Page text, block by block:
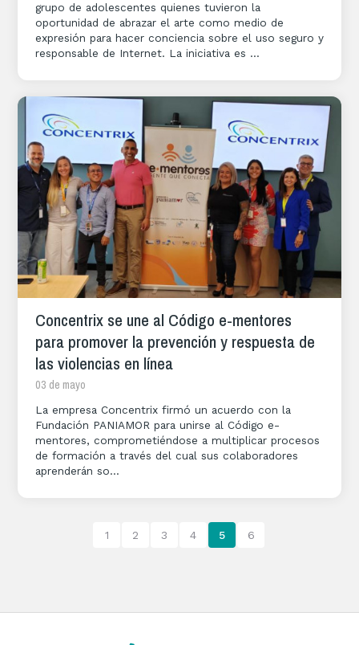
grupo de adolescentes quienes tuvieron la
oportunidad de abrazar el arte como medio de
expresión para hacer conciencia sobre el uso seguro y
responsable de Internet. La iniciativa es ...
Concentrix se une al Código e-mentores
para promover la prevención y respuesta de
las violencias en línea
03 de mayo
La empresa Concentrix firmó un acuerdo con la
Fundación PANIAMOR para unirse al Código e-
mentores, comprometiéndose a multiplicar procesos
de formación a través del cual sus colaboradores
aprenderán so...
1 2 3 4 5 6